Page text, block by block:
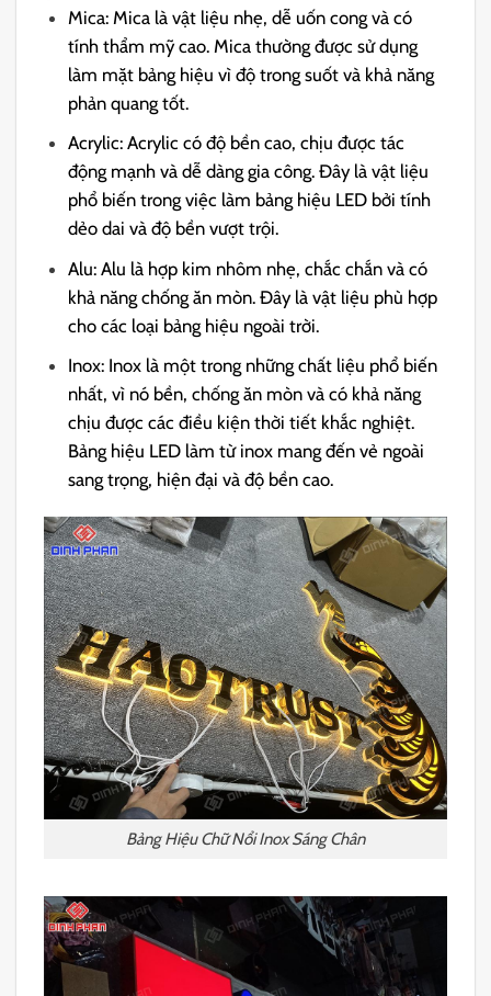
Mica: Mica là vật liệu nhẹ, dễ uốn cong và có
tính thẩm mỹ cao. Mica thường được sử dụng
làm mặt bảng hiệu vì độ trong suốt và khả năng
phản quang tốt.
Acrylic: Acrylic có độ bền cao, chịu được tác
động mạnh và dễ dàng gia công. Đây là vật liệu
phổ biến trong việc làm bảng hiệu LED bởi tính
dẻo dai và độ bền vượt trội.
Alu: Alu là hợp kim nhôm nhẹ, chắc chắn và có
khả năng chống ăn mòn. Đây là vật liệu phù hợp
cho các loại bảng hiệu ngoài trời.
Inox: Inox là một trong những chất liệu phổ biến
nhất, vì nó bền, chống ăn mòn và có khả năng
chịu được các điều kiện thời tiết khắc nghiệt.
Bảng hiệu LED làm từ inox mang đến vẻ ngoài
sang trọng, hiện đại và độ bền cao.
Bảng Hiệu Chữ Nổi Inox Sáng Chân